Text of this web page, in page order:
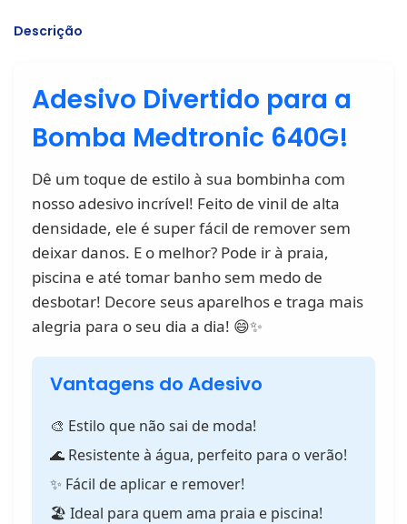
Descrição
Adesivo Divertido para a
Bomba Medtronic 640G!
Dê um toque de estilo à sua bombinha com
nosso adesivo incrível! Feito de vinil de alta
densidade, ele é super fácil de remover sem
deixar danos. E o melhor? Pode ir à praia,
piscina e até tomar banho sem medo de
desbotar! Decore seus aparelhos e traga mais
alegria para o seu dia a dia! 😄✨
Vantagens do Adesivo
🎨 Estilo que não sai de moda!
🌊 Resistente à água, perfeito para o verão!
✨ Fácil de aplicar e remover!
🏖️ Ideal para quem ama praia e piscina!